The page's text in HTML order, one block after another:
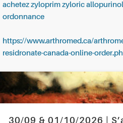
achetez zyloprim zyloric
ordonnance
https://www.arthromed.ca/
residronate-canada-online-
30/09 & 01/10/2026 |